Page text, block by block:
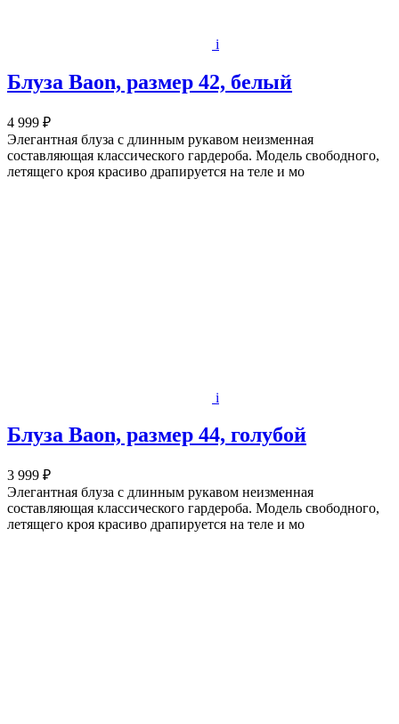
i
Блуза Baon, размер 42, белый
4 999 ₽
Элегантная блуза с длинным рукавом неизменная
составляющая классического гардероба. Модель свободного,
летящего кроя красиво драпируется на теле и мо
i
Блуза Baon, размер 44, голубой
3 999 ₽
Элегантная блуза с длинным рукавом неизменная
составляющая классического гардероба. Модель свободного,
летящего кроя красиво драпируется на теле и мо